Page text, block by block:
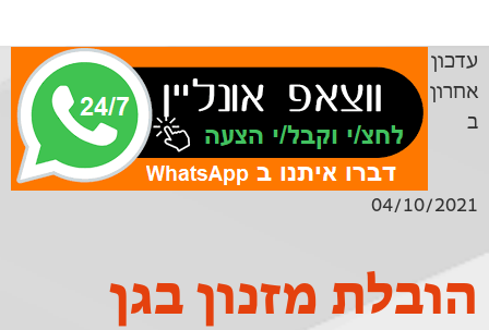
עדכון
אחרון
ב
04/10/2021
הובלת מזנון בגן